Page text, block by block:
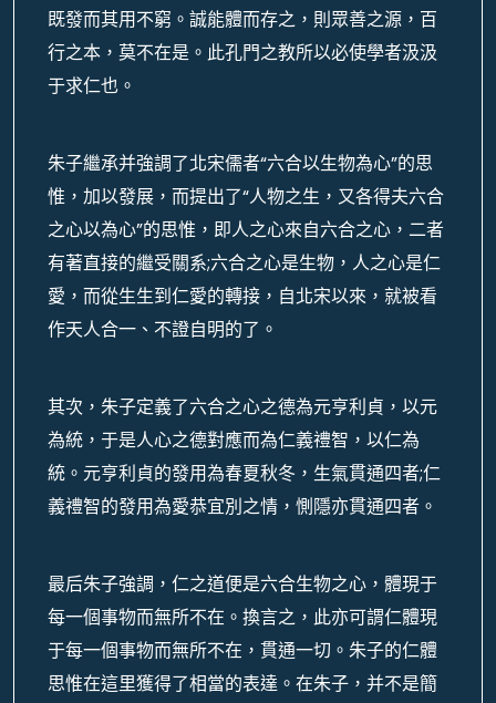
既發而其用不窮。誠能體而存之，則眾善之源，百
行之本，莫不在是。此孔門之教所以必使學者汲汲
于求仁也。
朱子繼承并強調了北宋儒者“六合以生物為心”的思
惟，加以發展，而提出了“人物之生，又各得夫六合
之心以為心”的思惟，即人之心來自六合之心，二者
有著直接的繼受關系;六合之心是生物，人之心是仁
愛，而從生生到仁愛的轉接，自北宋以來，就被看
作天人合一、不證自明的了。
其次，朱子定義了六合之心之德為元亨利貞，以元
為統，于是人心之德對應而為仁義禮智，以仁為
統。元亨利貞的發用為春夏秋冬，生氣貫通四者;仁
義禮智的發用為愛恭宜別之情，惻隱亦貫通四者。
最后朱子強調，仁之道便是六合生物之心，體現于
每一個事物而無所不在。換言之，此亦可謂仁體現
于每一個事物而無所不在，貫通一切。朱子的仁體
思惟在這里獲得了相當的表達。在朱子，并不是簡